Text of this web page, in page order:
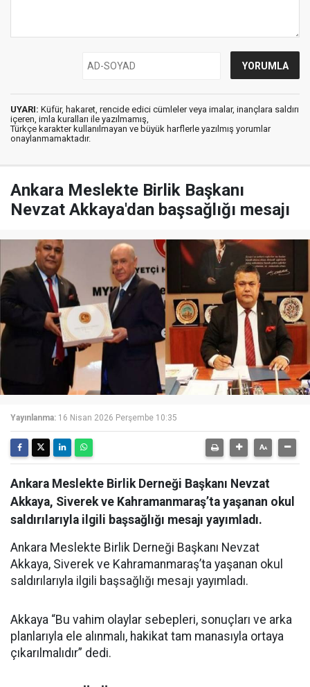
UYARI: Küfür, hakaret, rencide edici cümleler veya imalar, inançlara saldırı
içeren, imla kuralları ile yazılmamış,
Türkçe karakter kullanılmayan ve büyük harflerle yazılmış yorumlar
onaylanmamaktadır.
Ankara Meslekte Birlik Başkanı
Nevzat Akkaya'dan başsağlığı mesajı
Yayınlanma: 16 Nisan 2026 Perşembe 10:35
Ankara Meslekte Birlik Derneği Başkanı Nevzat
Akkaya, Siverek ve Kahramanmaraş’ta yaşanan okul
saldırılarıyla ilgili başsağlığı mesajı yayımladı.
Ankara Meslekte Birlik Derneği Başkanı Nevzat
Akkaya, Siverek ve Kahramanmaraş’ta yaşanan okul
saldırılarıyla ilgili başsağlığı mesajı yayımladı.
Akkaya “Bu vahim olaylar sebepleri, sonuçları ve arka
planlarıyla ele alınmalı, hakikat tam manasıyla ortaya
çıkarılmalıdır” dedi.